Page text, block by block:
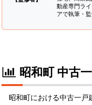
動産専門ラ
アで執筆・監
昭和町 中古
昭和町における中古一